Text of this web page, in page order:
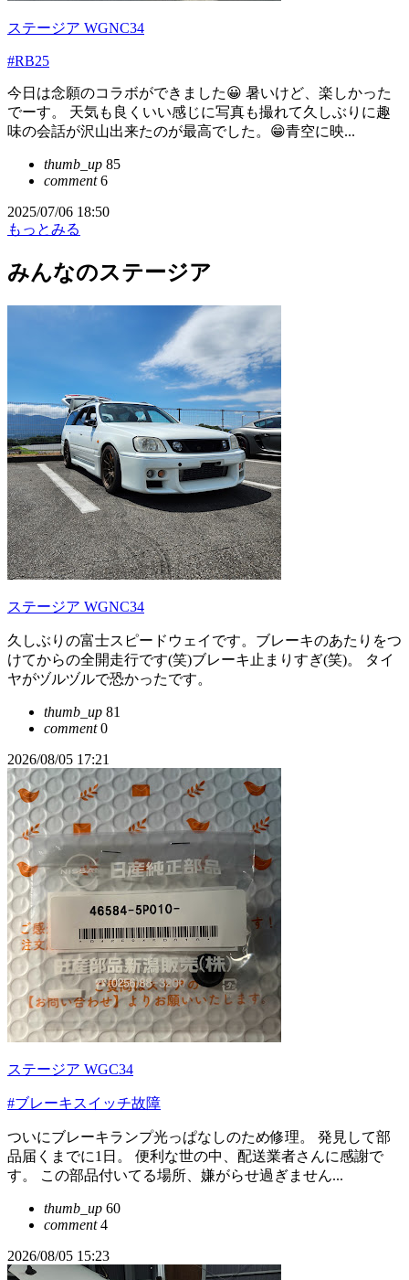
ステージア WGNC34
#RB25
今日は念願のコラボができました😀 暑いけど、楽しかった
でーす。 天気も良くいい感じに写真も撮れて久しぶりに趣
味の会話が沢山出来たのが最高でした。😁青空に映...
thumb_up 85
comment6
2025/07/06 18:50
もっとみる
みんなのステージア
ステージア WGNC34
久しぶりの富士スピードウェイです。ブレーキのあたりをつ
けてからの全開走行です(笑)ブレーキ止まりすぎ(笑)。 タイ
ヤがヅルヅルで恐かったです。
thumb_up 81
comment0
2026/08/05 17:21
ステージア WGC34
#ブレーキスイッチ故障
ついにブレーキランプ光っぱなしのため修理。 発見して部
品届くまでに1日。 便利な世の中、配送業者さんに感謝で
す。 この部品付いてる場所、嫌がらせ過ぎません...
thumb_up 60
comment4
2026/08/05 15:23